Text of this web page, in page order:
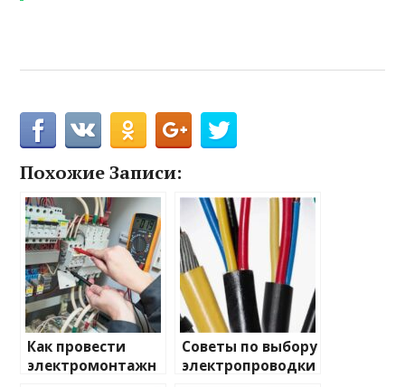
Похожие Записи:
Как провести
электромонтажн
Советы по выбору
электропроводки